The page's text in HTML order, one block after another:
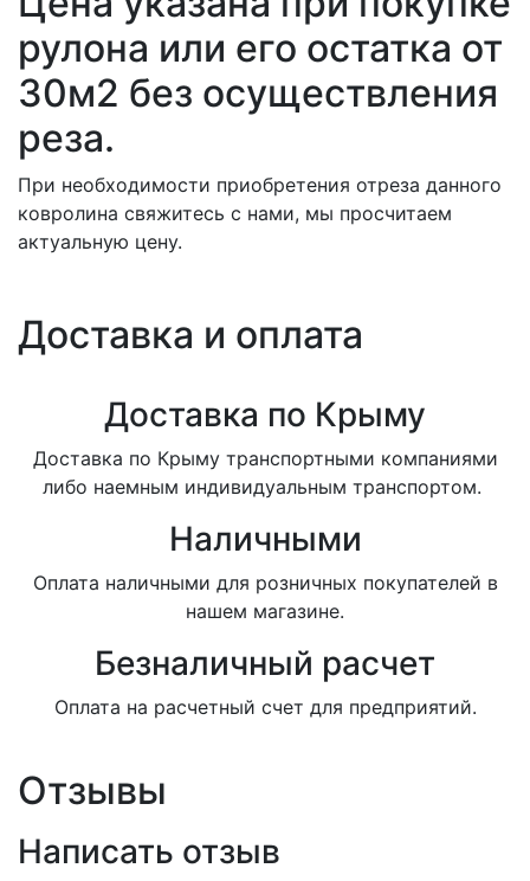
рулона или его остатка от
30м2 без осуществления
реза.
При необходимости приобретения отреза данного
ковролина свяжитесь с нами, мы просчитаем
актуальную цену.
Доставка и оплата
Доставка по Крыму
Доставка по Крыму транспортными компаниями
либо наемным индивидуальным транспортом.
Наличными
Оплата наличными для розничных покупателей в
нашем магазине.
Безналичный расчет
Оплата на расчетный счет для предприятий.
Отзывы
Написать отзыв